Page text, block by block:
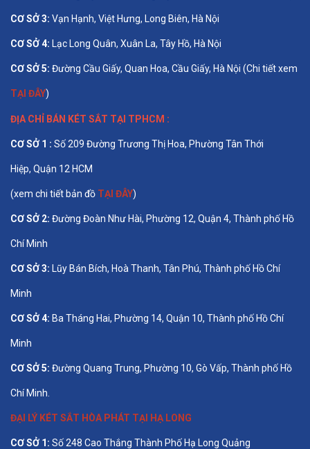
CƠ SỞ 3: Vạn Hạnh, Việt Hưng, Long Biên, Hà Nội
CƠ SỞ 4: Lạc Long Quân, Xuân La, Tây Hồ, Hà Nội
CƠ SỞ 5: Đường Cầu Giấy, Quan Hoa, Cầu Giấy, Hà Nội (Chi tiết xem
TẠI ĐÂY)
ĐỊA CHỈ BÁN KÉT SẮT TẠI TPHCM :
CƠ SỞ 1 : Số 209 Đường Trương Thị Hoa, Phường Tân Thới
Hiệp, Quận 12 HCM
(xem chi tiết bản đồ TẠI ĐÂY)
CƠ SỞ 2: Đường Đoàn Như Hài, Phường 12, Quận 4, Thành phố Hồ
Chí Minh
CƠ SỞ 3: Lũy Bán Bích, Hoà Thanh, Tân Phú, Thành phố Hồ Chí
Minh
CƠ SỞ 4: Ba Tháng Hai, Phường 14, Quận 10, Thành phố Hồ Chí
Minh
CƠ SỞ 5: Đường Quang Trung, Phường 10, Gò Vấp, Thành phố Hồ
Chí Minh.
ĐẠI LÝ KÉT SẮT HÒA PHÁT TẠI HẠ LONG
CƠ SỞ 1: Số 248 Cao Thắng Thành Phố Hạ Long Quảng